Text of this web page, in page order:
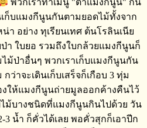
พวกเราทำเมนู​ "ตำแมงกีนูน" กิน
ก็บแมงกีนูนกันตามยอดไม้ทั้งจาก
า​ อย่าง​ ทุเรียนเทศ​ ต้นโรลิ​นเนีย​
า ใบยอ​ รวมถึงใบกล้วย​แมงกีนูนก็
ม้ป่าอื่นๆ​ พวกเราเก็บแมงกีนูนกัน
าจะเดินเก็บเสร็จ​ก็เกือบ​ 3 ทุ่ม​
ให้แมงกีนูนถ่ายมูลออกค้างคืนไว้
ม้บางชนิดที่แมงกีนูนกินไปด้วย วัน
น้ำ​ ก็คั่วได้เลย​ พอคั่วสุกก็เอาปีก